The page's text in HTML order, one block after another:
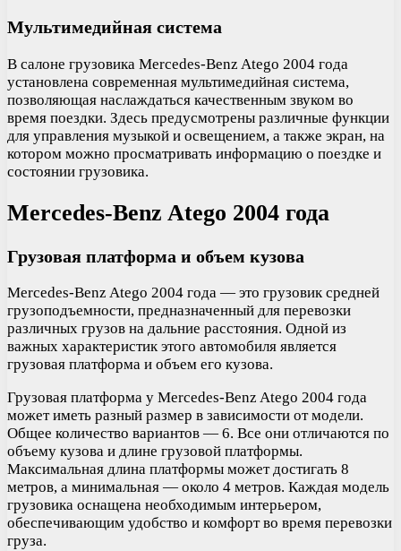
Мультимедийная система
В салоне грузовика Mercedes-Benz Atego 2004 года
установлена современная мультимедийная система,
позволяющая наслаждаться качественным звуком во
время поездки. Здесь предусмотрены различные функции
для управления музыкой и освещением, а также экран, на
котором можно просматривать информацию о поездке и
состоянии грузовика.
Mercedes-Benz Atego 2004 года
Грузовая платформа и объем кузова
Mercedes-Benz Atego 2004 года — это грузовик средней
грузоподъемности, предназначенный для перевозки
различных грузов на дальние расстояния. Одной из
важных характеристик этого автомобиля является
грузовая платформа и объем его кузова.
Грузовая платформа у Mercedes-Benz Atego 2004 года
может иметь разный размер в зависимости от модели.
Общее количество вариантов — 6. Все они отличаются по
объему кузова и длине грузовой платформы.
Максимальная длина платформы может достигать 8
метров, а минимальная — около 4 метров. Каждая модель
грузовика оснащена необходимым интерьером,
обеспечивающим удобство и комфорт во время перевозки
груза.